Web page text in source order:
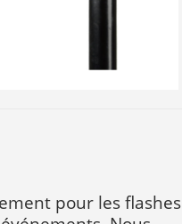
pour les flashes